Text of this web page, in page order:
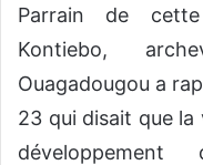
Parrain de
Kontiebo,
Ouagadougou a
23 qui disait que la